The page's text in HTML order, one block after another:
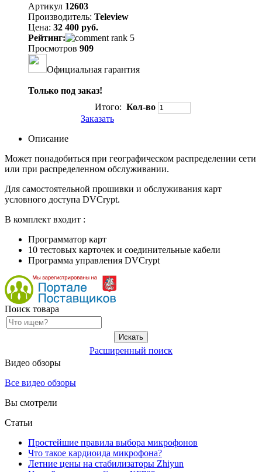
Артикул 12603
Производитель: Teleview
Цена: 32 400 руб.
Рейтинг:
Просмотров 909
Официальная гарантия
Только под заказ!
Итого: Кол-во
Заказать
Описание
Может понадобиться при географическом распределении сети
или при распределенном обслуживании.
Для самостоятельной прошивки и обслуживания карт
условного доступа DVCrypt.
В комплект входит :
Программатор карт
10 тестовых карточек и соединительные кабели
Программа управления DVCrypt
Поиск товара
Расширенный поиск
Видео обзоры
Все видео обзоры
Вы смотрели
Статьи
Простейшие правила выбора микрофонов
Что такое кардиоида микрофона?
Летние цены на стабилизаторы Zhiyun